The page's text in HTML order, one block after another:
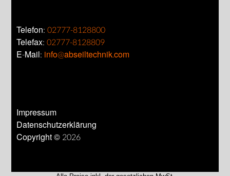
Telefon:02777-8128800
Telefax:02777-8128809
E-Mail: info@abseiltechnik.com
Impressum
Datenschutzerklärung
Copyright © 2026